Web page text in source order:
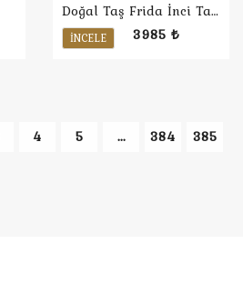
Doğal Taş Frida İnci Tasarım Kolye
İNCELE 3985 ₺
4 5 ... 384
385